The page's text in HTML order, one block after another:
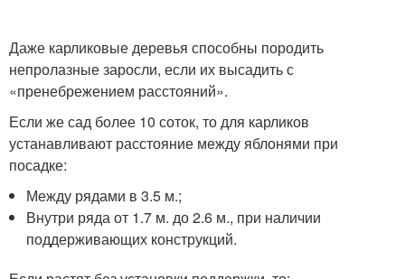
Даже карликовые деревья способны породить
непролазные заросли, если их высадить с
«пренебрежением расстояний».
Если же сад более 10 соток, то для карликов
устанавливают расстояние между яблонями при
посадке:
Между рядами в 3.5 м.;
Внутри ряда от 1.7 м. до 2.6 м., при наличии
поддерживающих конструкций.